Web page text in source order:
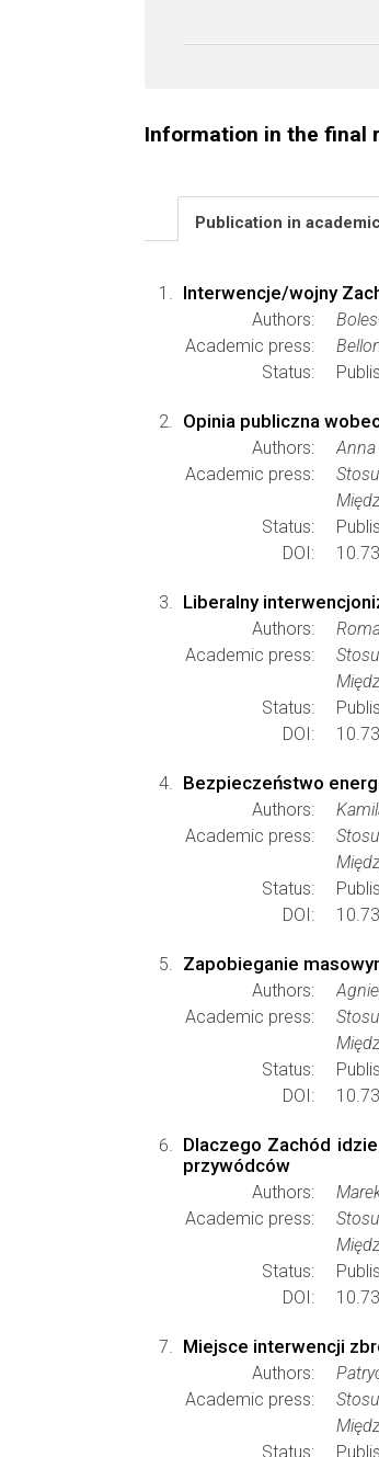
Information in the final
Publication in
Interwencje/wojny
Authors:
Academic press:
Status:
Opinia publiczna
Authors:
Anna
Academic press:
Status:
DOI:
Liberalny
Authors:
Academic press:
Status:
DOI:
Bezpieczeństwo
Authors:
Academic press:
Status:
DOI:
Zapobieganie
Authors:
Academic press:
Status:
DOI:
Dlaczego Zachód
przywódców
Authors:
Academic press:
Status:
DOI:
Miejsce interwencji
Authors:
Academic press:
Status: